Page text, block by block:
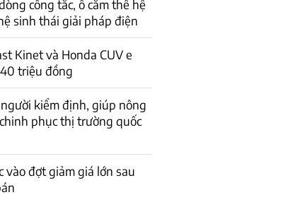
công tắc, ổ cắm thế hệ
sinh thái giải pháp điện
Kinet và Honda CUV e
triệu đồng
kiểm định, giúp nông
phục thị trường quốc
vào đợt giảm giá lớn sau